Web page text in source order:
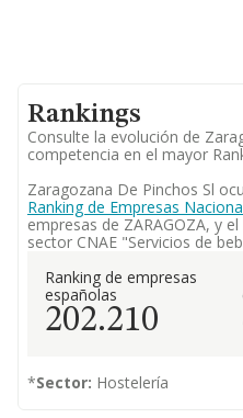
Rankings
Consulte la evolución de
competencia en el mayor
Zaragozana De Pinchos Sl
Ranking de Empresas
empresas de ZARAGOZA, y
sector CNAE "Servicios de
Ranking de empresas
españolas
202.210
*Sector: Hostelería